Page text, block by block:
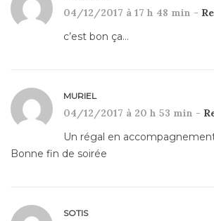
04/12/2017 à 17 h 48 min -
c’est bon ça…
MURIEL
04/12/2017 à 20 h 53 min -
Un régal en
Bonne fin de soirée
SOTIS